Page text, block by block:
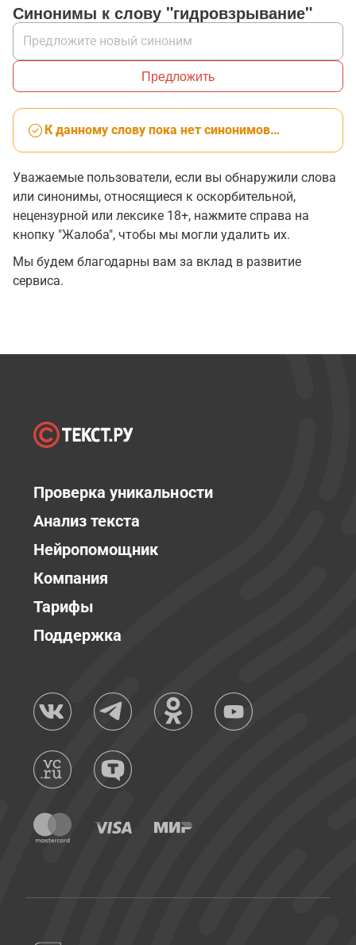
Синонимы к слову "гидровзрывание"
Предложить
К данному слову пока нет синонимов…
Уважаемые пользователи, если вы обнаружили слова
или синонимы, относящиеся к оскорбительной,
нецензурной или лексике 18+, нажмите справа на
кнопку "Жалоба", чтобы мы могли удалить их.
Мы будем благодарны вам за вклад в развитие
сервиса.
Проверка уникальности
Анализ текста
Нейропомощник
Компания
Тарифы
Поддержка